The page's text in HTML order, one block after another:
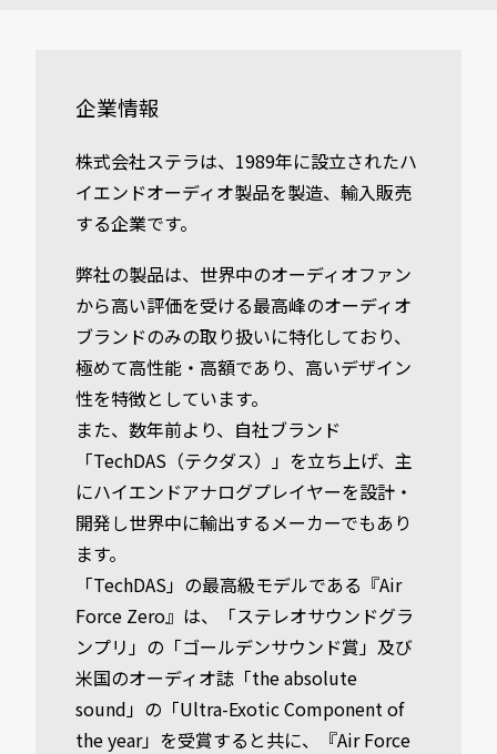
企業情報
株式会社ステラは、1989年に設立されたハ
イエンドオーディオ製品を製造、輸入販売
する企業です。
弊社の製品は、世界中のオーディオファン
から高い評価を受ける最高峰のオーディオ
ブランドのみの取り扱いに特化しており、
極めて高性能・高額であり、高いデザイン
性を特徴としています。
また、数年前より、自社ブランド
「TechDAS（テクダス）」を立ち上げ、主
にハイエンドアナログプレイヤーを設計・
開発し世界中に輸出するメーカーでもあり
ます。
「TechDAS」の最高級モデルである『Air
Force Zero』は、「ステレオサウンドグラ
ンプリ」の「ゴールデンサウンド賞」及び
米国のオーディオ誌「the absolute
sound」の「Ultra-Exotic Component of
the year」を受賞すると共に、『Air Force